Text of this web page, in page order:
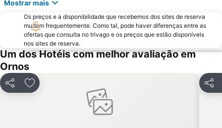
Agrari
Panagia Filotitisa
Kastraki
Mostrar mais
Os preços e a disponibilidade que recebemos dos sites de reserva
mudam frequentemente. Como tal, pode haver diferenças entre as
ofertas que consulta no trivago e os preços que estão disponíveis
nos sites de reserva.
Um dos Hotéis com melhor avaliação em
Ornos
PartilharAdicionar aos favoritos